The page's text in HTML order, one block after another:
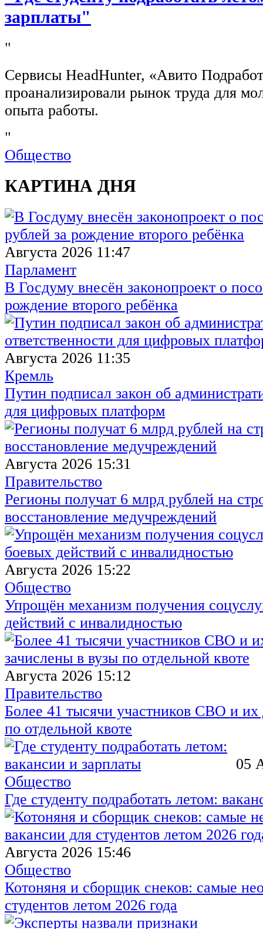
зарплаты"
"
Сервисы HeadHunter, «Авито
проанализировали рынок труда для
опыта работы.
"
Общество
КАРТИНА ДНЯ
Августа 2026 11:47
Парламент
В Госдуму внесён законопроект о
рождение второго ребёнка
Августа 2026 11:35
Кремль
Путин подписал закон об
для цифровых платформ
Августа 2026 15:31
Правительство
Регионы получат 6 млрд рублей на
восстановление медучреждений
Августа 2026 15:22
Общество
Упрощён механизм получения
действий с инвалидностью
Августа 2026 15:12
Правительство
Более 41 тысячи участников СВО и их
по отдельной квоте
05
Общество
Где студенту подработать летом:
Августа 2026 15:46
Общество
Котоняня и сборщик снеков: самые
студентов летом 2026 года